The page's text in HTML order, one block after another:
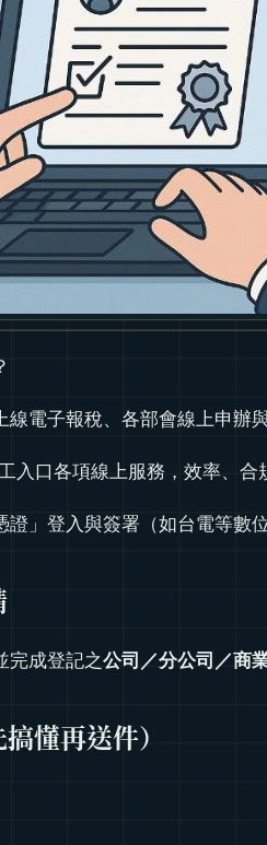
電子報稅、各部會線上申辦
口各項線上服務，效率、合
」登入與簽署（如台電等數位
完成登記之公司／分公司／商
懂再送件）